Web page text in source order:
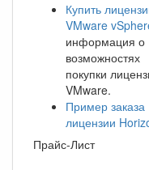
Купить
VMware
информация о
возможностях
покупки
VMware.
Пример заказа
лицензии
Прайс-Лист